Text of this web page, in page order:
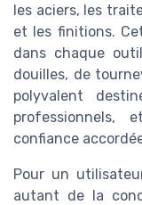
les aciers, les
et les finitions.
dans chaque
douilles, de
polyvalent
professionnels,
confiance
Pour un
autant de la